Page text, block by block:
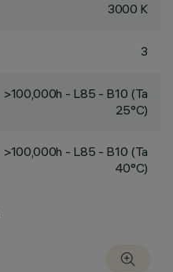
3000 K
3
>100,000h - L85 - B10 (Ta
25°C)
>100,000h - L85 - B10 (Ta
40°C)